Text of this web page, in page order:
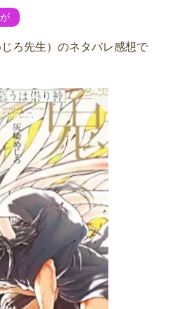
ろ先生）のネタバレ感想で